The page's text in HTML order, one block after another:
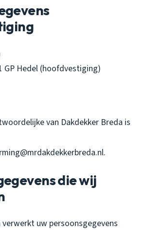
GP Hedel (hoofdvestiging)
van Dakdekker Breda is
die wij
verwerkt uw persoonsgegevens